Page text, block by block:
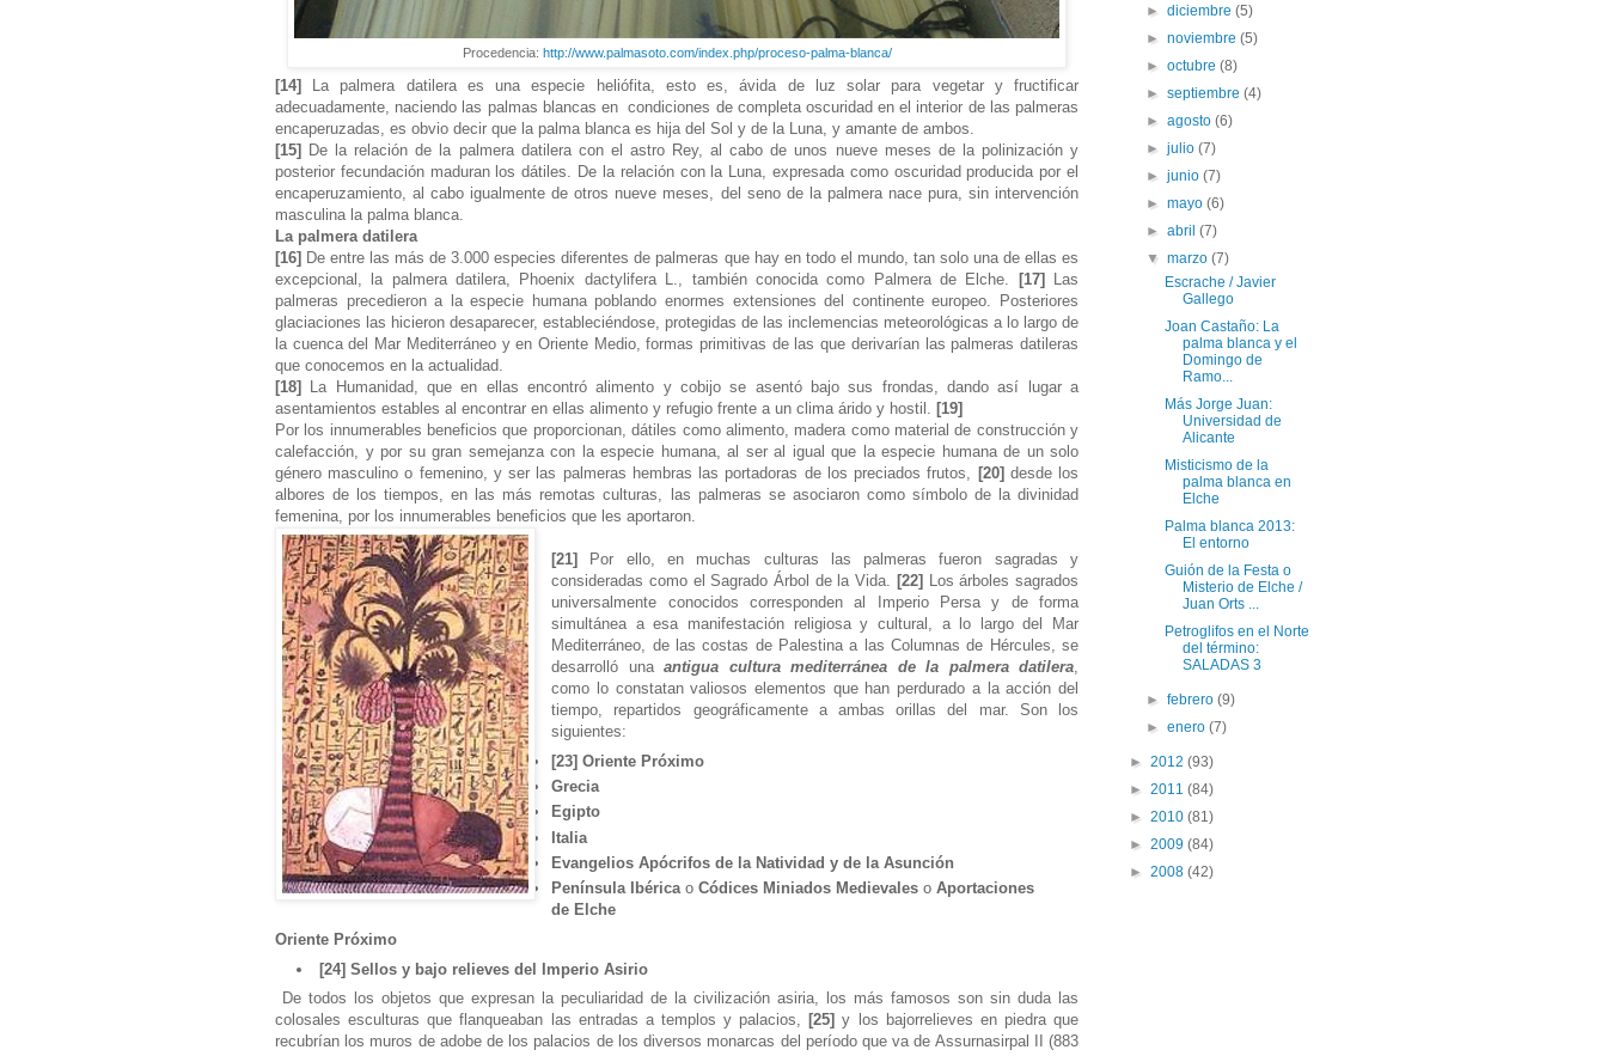
Procedencia: http://www.palmasoto.com/index.php/proceso-palma-blanca/
[14]
La palmera datilera es una especie heliófita, esto es, ávida de luz solar para vegetar y fructificar
adecuadamente, naciendo las palmas blancas en condiciones de completa oscuridad en el interior de las palmeras
encaperuzadas, es obvio decir que la palma blanca es hija del Sol y de la Luna, y amante de ambos.
[15]
De la relación de la palmera datilera con el astro Rey, al cabo de unos nueve meses de la polinización y
posterior fecundación maduran los dátiles. De la relación con la Luna, expresada como oscuridad producida por el
encaperuzamiento, al cabo igualmente de otros nueve meses, del seno de la palmera nace pura, sin intervención
masculina la palma blanca.
La palmera datilera
[16] De entre las más de 3.000 especies diferentes de palmeras que hay en todo el mundo, tan solo una de ellas es
excepcional, la palmera datilera, Phoenix dactylifera L., también conocida como Palmera de Elche.
[17]
Las
palmeras precedieron a la especie humana poblando enormes extensiones del continente europeo. Posteriores
glaciaciones las hicieron desaparecer, estableciéndose, protegidas de las inclemencias meteorológicas a lo largo de
la cuenca del Mar Mediterráneo y en Oriente Medio, formas primitivas de las que derivarían las palmeras datileras
que conocemos en la actualidad.
[18]
La Humanidad, que en ellas encontró alimento y cobijo se asentó bajo sus frondas, dando así lugar a
asentamientos estables al encontrar en ellas alimento y refugio frente a un clima árido y hostil. [19]
Por los innumerables beneficios que proporcionan, dátiles como alimento, madera como material de construcción y
calefacción, y por su gran semejanza con la especie humana, al ser al igual que la especie humana de un solo
género masculino o femenino, y ser las palmeras hembras las portadoras de los preciados frutos, [20] desde los
albores de los tiempos, en las más remotas culturas, las palmeras se asociaron como símbolo de la divinidad
femenina, por los innumerables beneficios que les aportaron.
[21]
Por ello, en muchas culturas las palmeras fueron sagradas y
consideradas como el Sagrado Árbol de la Vida. [22] Los árboles sagrados
universalmente conocidos corresponden al Imperio Persa y de forma
simultánea a esa manifestación religiosa y cultural, a lo largo del Mar
Mediterráneo, de las costas de Palestina a las Columnas de Hércules, se
desarrolló unaantigua cultura mediterránea de la palmera datilera,
como lo constatan valiosos elementos que han perdurado a la acción del
tiempo, repartidos geográficamente a ambas orillas del mar. Son los
siguientes:
[23] Oriente Próximo
Grecia
Egipto
Italia
Evangelios Apócrifos de la Natividad y de la Asunción
Península IbéricaoCódices Miniados MedievalesoAportaciones
de Elche
Oriente Próximo
[24] Sellos y bajo relieves del Imperio Asirio
De todos los objetos que expresan la peculiaridad de la civilización asiria, los más famosos son sin duda las
colosales esculturas que flanqueaban las entradas a templos y palacios, [25]y los bajorrelieves en piedra que
recubrían los muros de adobe de los palacios de los diversos monarcas del período que va de Assurnasirpal II (883
►diciembre(5)
►noviembre(5)
►octubre(8)
►septiembre(4)
►agosto(6)
►julio(7)
►junio(7)
►mayo(6)
►abril(7)
▼marzo(7)
Escrache / Javier
Gallego
Joan Castaño: La
palma blanca y el
Domingo de
Ramo...
Más Jorge Juan:
Universidad de
Alicante
Misticismo de la
palma blanca en
Elche
Palma blanca 2013:
El entorno
Guión de la Festa o
Misterio de Elche /
Juan Orts ...
Petroglifos en el Norte
del término:
SALADAS 3
►febrero(9)
►enero(7)
► 2012 (93)
► 2011 (84)
► 2010 (81)
► 2009 (84)
► 2008 (42)